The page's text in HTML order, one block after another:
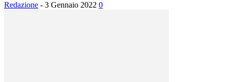
Redazione - 3 Gennaio 2022 0